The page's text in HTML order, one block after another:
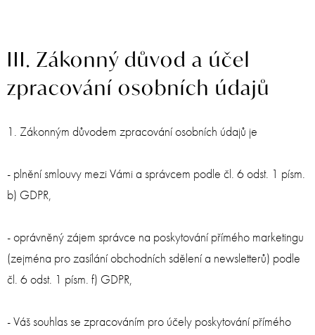
III. Zákonný důvod a účel
zpracování osobních údajů
1. Zákonným důvodem zpracování osobních údajů je
- plnění smlouvy mezi Vámi a správcem podle čl. 6 odst. 1 písm.
b) GDPR,
- oprávněný zájem správce na poskytování přímého marketingu
(zejména pro zasílání obchodních sdělení a newsletterů) podle
čl. 6 odst. 1 písm. f) GDPR,
- Váš souhlas se zpracováním pro účely poskytování přímého